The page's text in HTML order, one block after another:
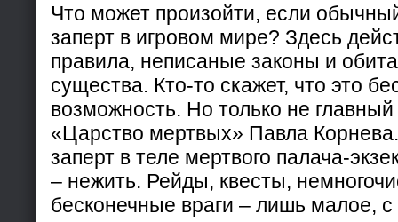
Что может произойти, если
заперт в игровом мире? Здесь
правила, неписаные законы и
существа. Кто-то скажет, что это
возможность. Но только не главный
«Царство мертвых» Павла
заперт в теле мертвого палача-
– нежить. Рейды, квесты,
бесконечные враги – лишь малое,